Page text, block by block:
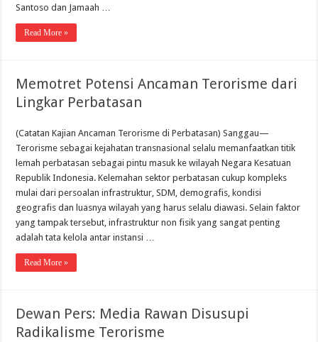
Santoso dan Jamaah …
Read More »
Memotret Potensi Ancaman Terorisme dari
Lingkar Perbatasan
(Catatan Kajian Ancaman Terorisme di Perbatasan) Sanggau—
Terorisme sebagai kejahatan transnasional selalu memanfaatkan titik
lemah perbatasan sebagai pintu masuk ke wilayah Negara Kesatuan
Republik Indonesia. Kelemahan sektor perbatasan cukup kompleks
mulai dari persoalan infrastruktur, SDM, demografis, kondisi
geografis dan luasnya wilayah yang harus selalu diawasi. Selain faktor
yang tampak tersebut, infrastruktur non fisik yang sangat penting
adalah tata kelola antar instansi …
Read More »
Dewan Pers: Media Rawan Disusupi
Radikalisme Terorisme